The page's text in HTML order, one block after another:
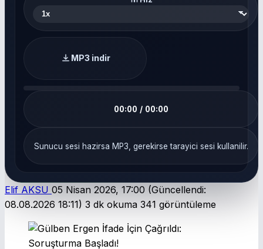
MP3 indir
00:00 / 00:00
Sunucu sesi hazirsa MP3, gerekirse tarayici sesi kullanilir.
Elif AKSU 05 Nisan 2026, 17:00 (Güncellendi:
08.08.2026 18:11) 3 dk okuma 341 görüntüleme